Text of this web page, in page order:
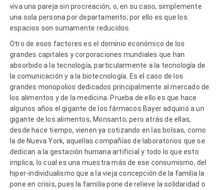
viva una pareja sin procreación, o, en su caso, simplemente
una sola persona por departamento; por ello es que los
espacios son sumamente reducidos.
Otro de esos factores es el dominio económico de los
grandes capitales y corporaciones mundiales que han
absorbido a la tecnología, particularmente a la tecnología de
la comunicación y a la biotecnología. Es el caso de los
grandes monopolios dedicados principalmente al mercado de
los alimentos y de la medicina. Prueba de ello es que hace
algunos años el gigante de los fármacos Bayer adquirió a un
gigante de los alimentos, Monsanto; pero atrás de ellas,
desde hace tiempo, vienen ya cotizando en las bolsas, como
la de Nueva York, aquellas compañías de laboratorios que se
dedican a la gestación humana artificial y todo lo que esto
implica, lo cual es una muestra más de ese consumismo, del
hiper-individualismo que a la vieja concepción de la familia la
pone en crisis, pues la familia pone de relieve la solidaridad o